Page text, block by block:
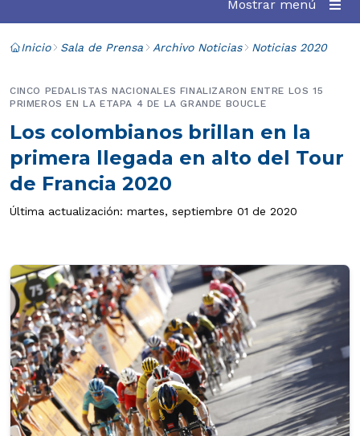
Mostrar menú
Inicio Sala de Prensa Archivo Noticias Noticias 2020
Los colombianos brillan en la
primera llegada en alto del Tour
de Francia 2020
CINCO PEDALISTAS NACIONALES FINALIZARON ENTRE LOS 15
PRIMEROS EN LA ETAPA 4 DE LA GRANDE BOUCLE
Última actualización: martes, septiembre 01 de 2020